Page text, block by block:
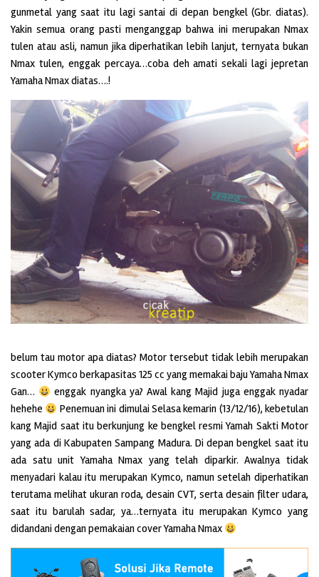
gunmetal yang saat itu lagi santai di depan bengkel (Gbr. diatas).
Yakin semua orang pasti menganggap bahwa ini merupakan Nmax
tulen atau asli, namun jika diperhatikan lebih lanjut, ternyata bukan
Nmax tulen, enggak percaya…coba deh amati sekali lagi jepretan
Yamaha Nmax diatas….!
belum tau motor apa diatas? Motor tersebut tidak lebih merupakan
scooter Kymco berkapasitas 125 cc yang memakai baju Yamaha Nmax
Gan…
enggak nyangka ya? Awal kang Majid juga enggak nyadar
hehehe
Penemuan ini dimulai Selasa kemarin (13/12/16), kebetulan
kang Majid saat itu berkunjung ke bengkel resmi Yamah Sakti Motor
yang ada di Kabupaten Sampang Madura. Di depan bengkel saat itu
ada satu unit Yamaha Nmax yang telah diparkir. Awalnya tidak
menyadari kalau itu merupakan Kymco, namun setelah diperhatikan
terutama melihat ukuran roda, desain CVT, serta desain filter udara,
saat itu barulah sadar, ya…ternyata itu merupakan Kymco yang
didandani dengan pemakaian cover Yamaha Nmax